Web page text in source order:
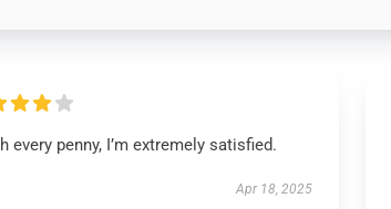
every penny, I’m extremely satisfied.
Apr 18, 2025